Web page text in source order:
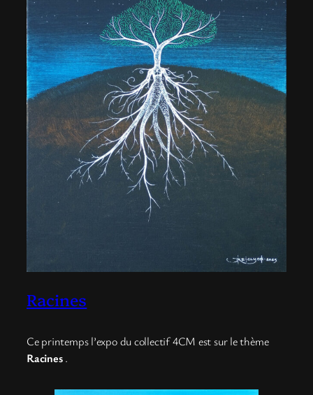
Racines
Ce printemps l’expo du collectif 4CM est sur le thème
Racines.